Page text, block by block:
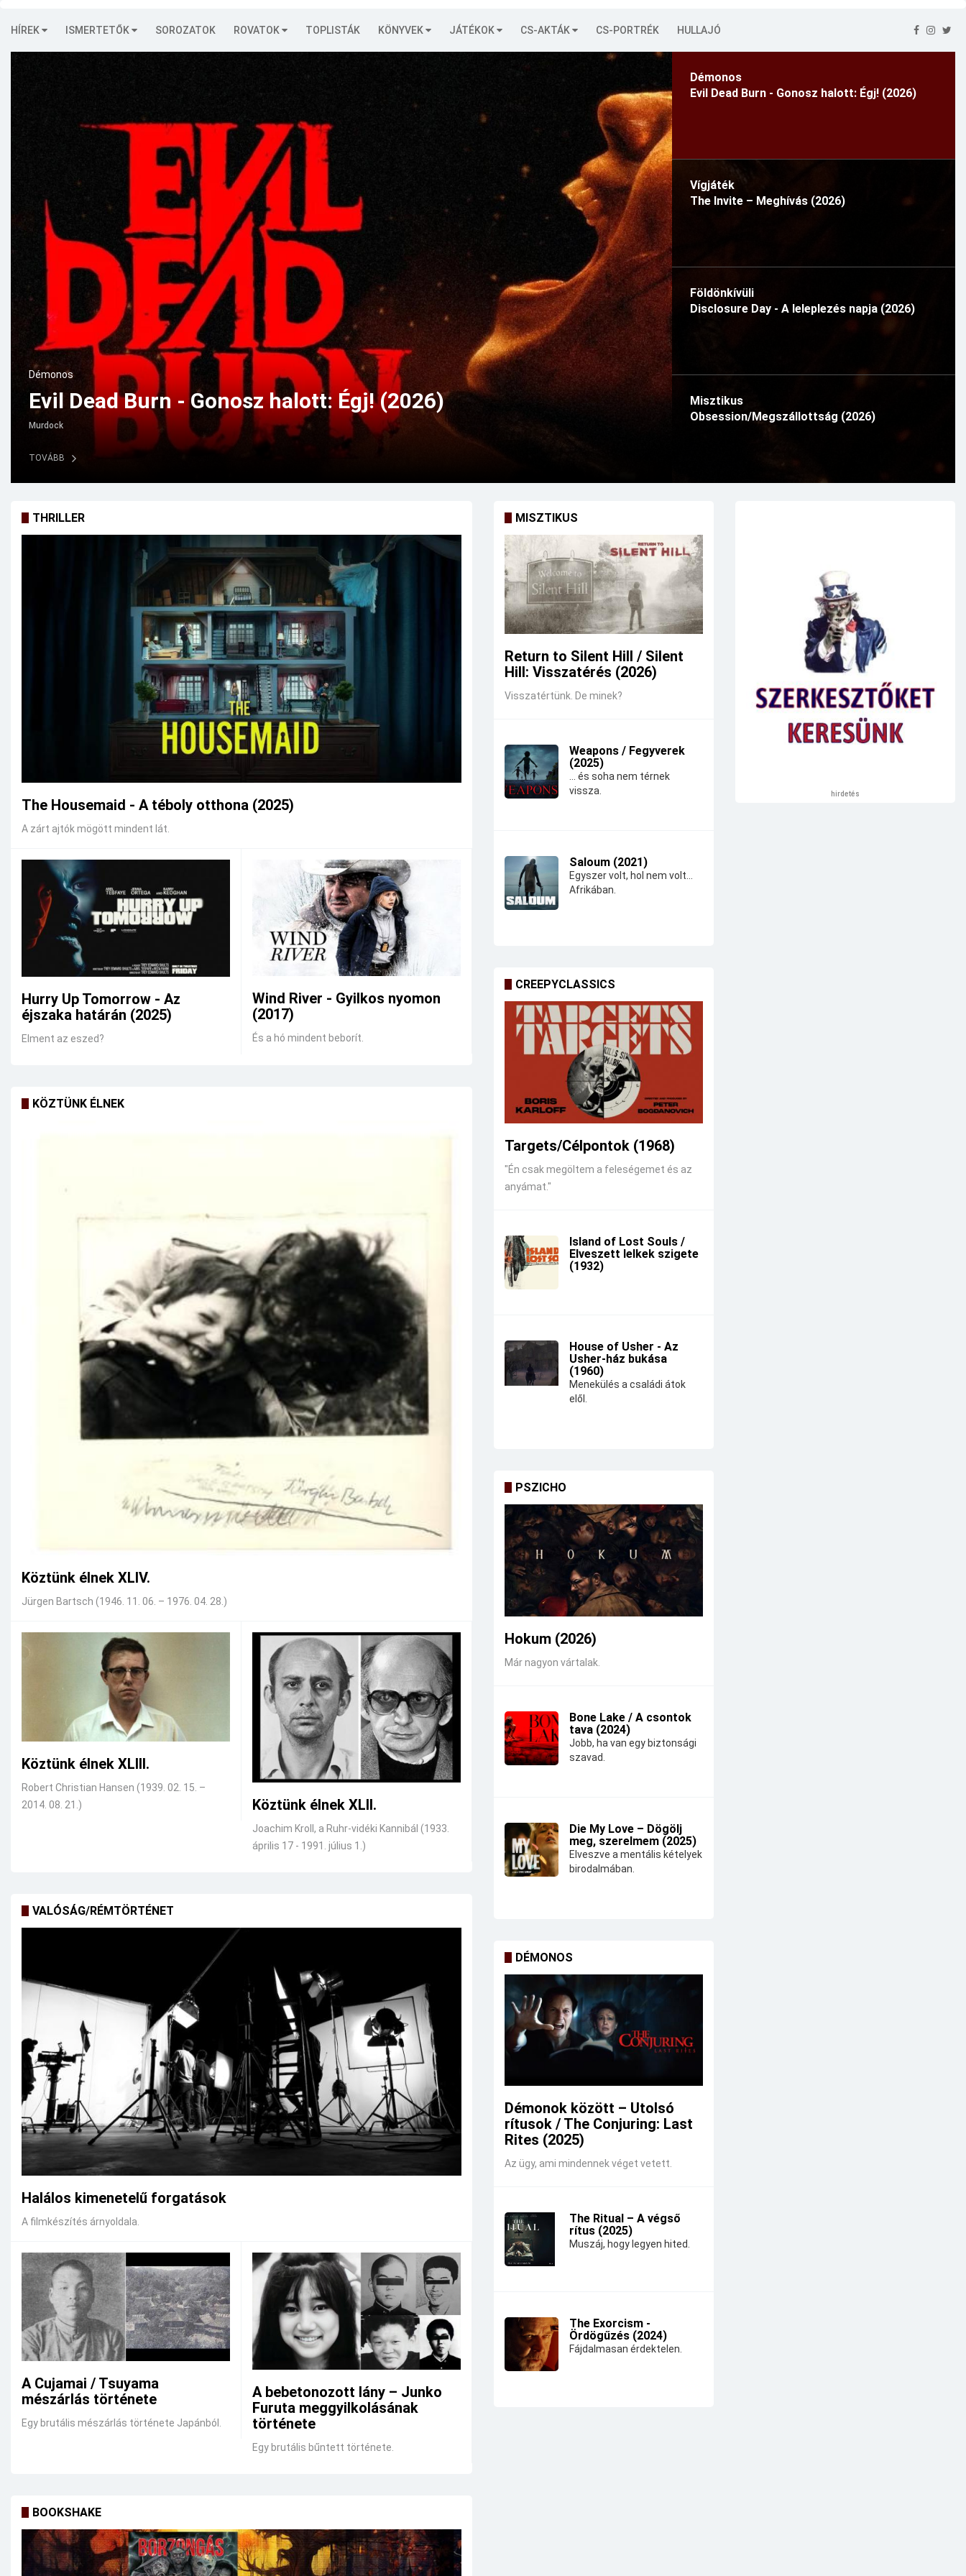
HÍREK ISMERTETŐK SOROZATOK ROVATOK TOPLISTÁK KÖNYVEK JÁTÉKOK CS-AKTÁK CS-PORTRÉK HULLAJÓ
Démonos
Evil Dead Burn - Gonosz halott: Égj! (2026)
Vígjáték
The Invite – Meghívás (2026)
Földönkívüli
Disclosure Day - A leleplezés napja (2026)
Misztikus
Obsession/Megszállottság (2026)
Vígjáték
The Invite – Meghívás (2026)
Gaerity
TOVÁBB
THRILLER
The Housemaid - A téboly otthona (2025)
A zárt ajtók mögött mindent lát.
Hurry Up Tomorrow - Az
éjszaka határán (2025)
Elment az eszed?
Wind River - Gyilkos nyomon
(2017)
És a hó mindent beborít.
KÖZTÜNK ÉLNEK
Köztünk élnek XLIV.
Jürgen Bartsch (1946. 11. 06. – 1976. 04. 28.)
Köztünk élnek XLIII.
Robert Christian Hansen (1939. 02. 15. –
2014. 08. 21.)
Köztünk élnek XLII.
Joachim Kroll, a Ruhr-vidéki Kannibál (1933.
április 17 - 1991. július 1.)
VALÓSÁG/RÉMTÖRTÉNET
Halálos kimenetelű forgatások
A filmkészítés árnyoldala.
A Cujamai / Tsuyama
mészárlás története
Egy brutális mészárlás története Japánból.
A bebetonozott lány – Junko
Furuta meggyilkolásának
története
Egy brutális bűntett története.
BOOKSHAKE
MISZTIKUS
Return to Silent Hill / Silent
Hill: Visszatérés (2026)
Visszatértünk. De minek?
Weapons / Fegyverek
(2025)
... és soha nem térnek
vissza.
Saloum (2021)
Egyszer volt, hol nem volt...
Afrikában.
CREEPYCLASSICS
Targets/Célpontok (1968)
"Én csak megöltem a feleségemet és az
anyámat."
Island of Lost Souls /
Elveszett lelkek szigete
(1932)
House of Usher - Az
Usher-ház bukása
(1960)
Menekülés a családi átok
elől.
PSZICHO
Hokum (2026)
Már nagyon vártalak.
Bone Lake / A csontok
tava (2024)
Jobb, ha van egy biztonsági
szavad.
Die My Love – Dögölj
meg, szerelmem (2025)
Elveszve a mentális kételyek
birodalmában.
DÉMONOS
Démonok között – Utolsó
rítusok / The Conjuring: Last
Rites (2025)
Az ügy, ami mindennek véget vetett.
The Ritual – A végső
rítus (2025)
Muszáj, hogy legyen hited.
The Exorcism -
Ördögűzés (2024)
Fájdalmasan érdektelen.
hirdetés